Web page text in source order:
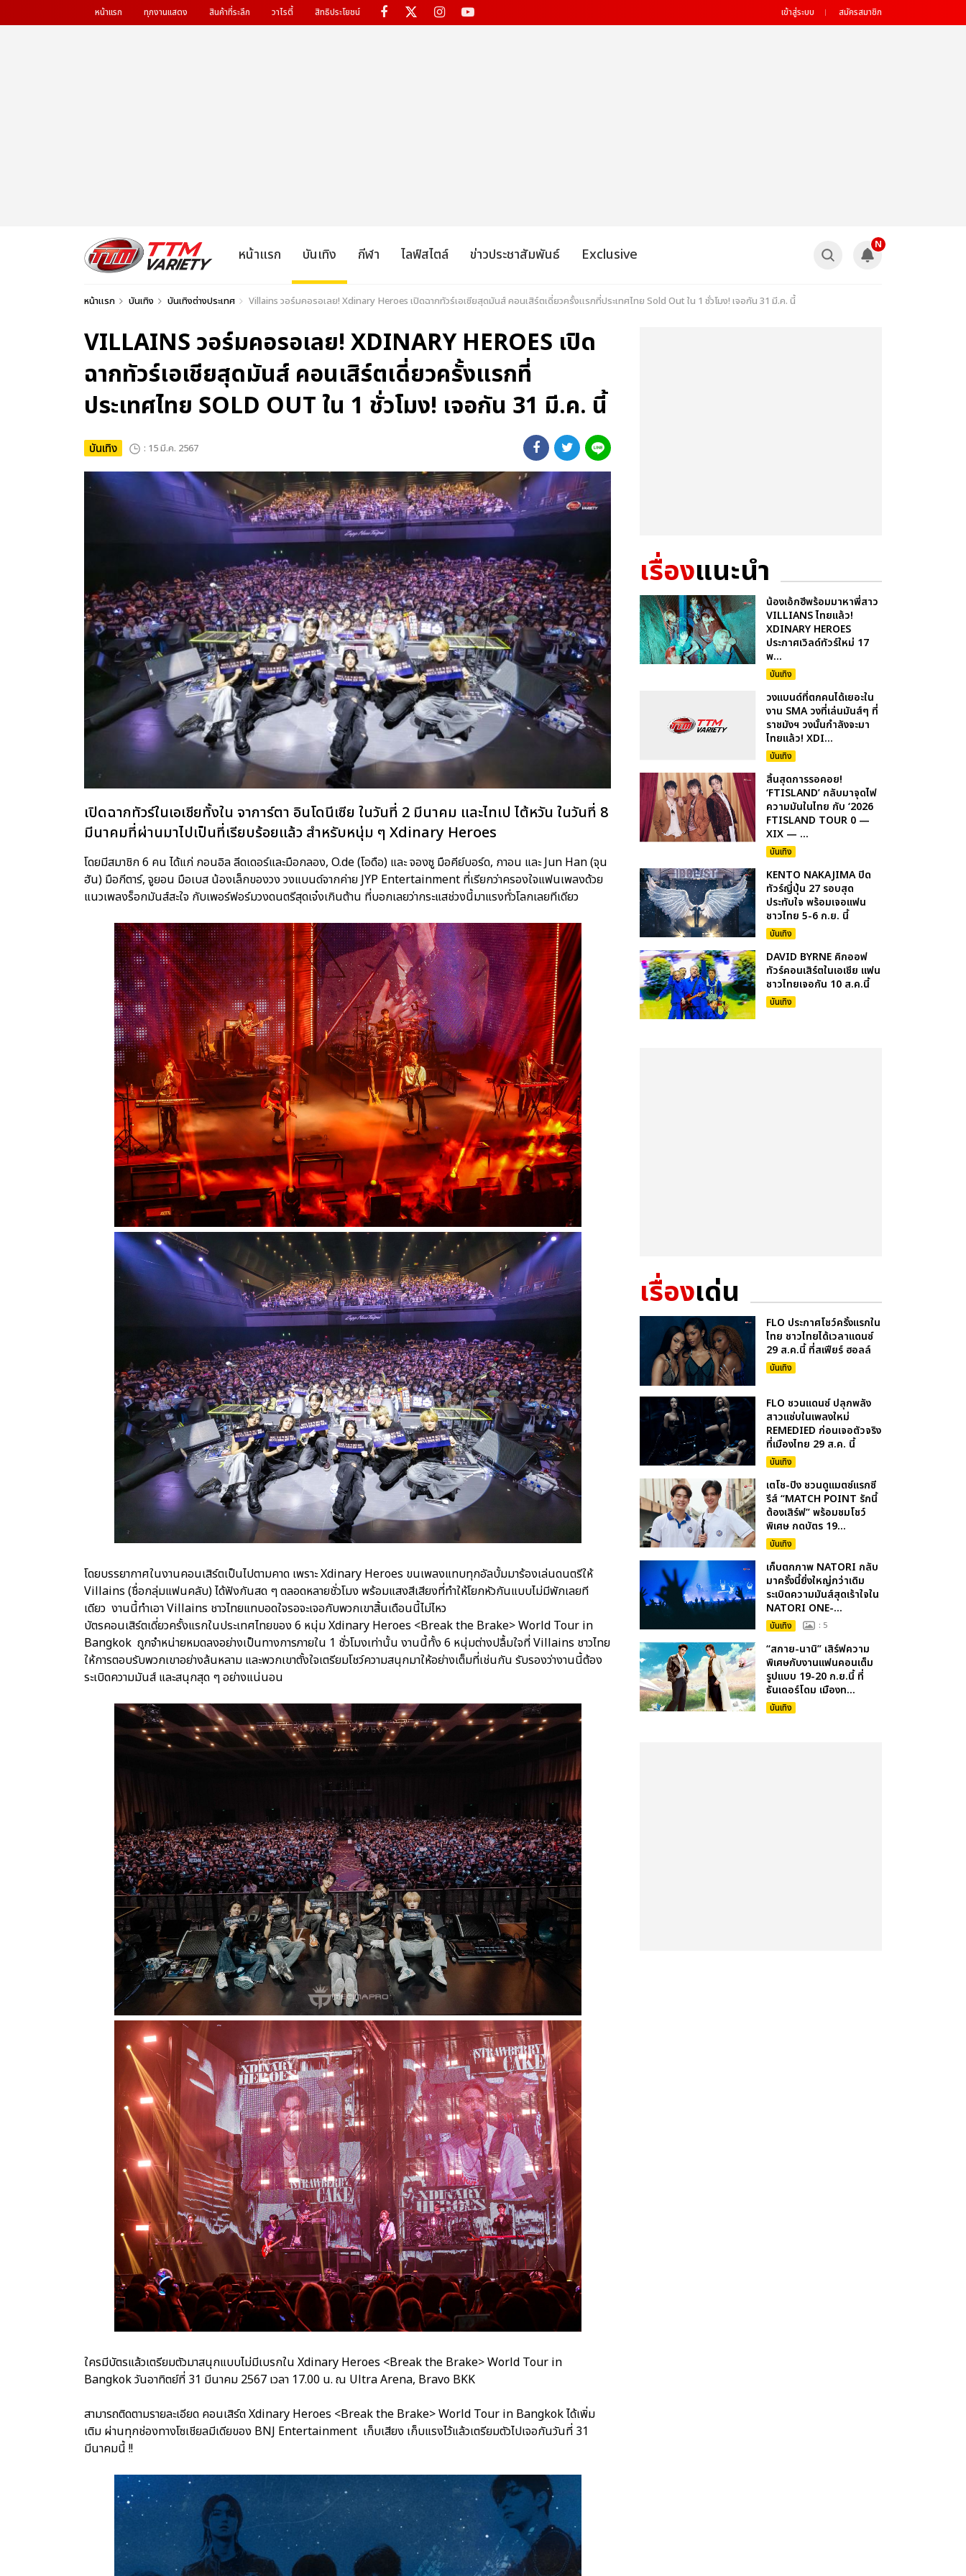
หน้าแรก ทุกงานแสดง สินค้าที่ระลึก วาไรตี้ สิทธิประโยชน์ เข้าสู่ระบบ สมัครสมาชิก
หน้าแรก บันเทิง กีฬา ไลฟ์สไตล์ ข่าวประชาสัมพันธ์ Exclusive
N
หน้าแรก บันเทิง บันเทิงต่างประเทศ Villains วอร์มคอรอเลย! Xdinary Heroes เปิดฉากทัวร์เอเชียสุดมันส์ คอนเสิร์ตเดี่ยวครั้งแรกที่ประเทศไทย Sold Out ใน 1 ชั่วโมง! เจอกัน 31 มี.ค. นี้
VILLAINS วอร์มคอรอเลย! XDINARY HEROES เปิด
ฉากทัวร์เอเชียสุดมันส์ คอนเสิร์ตเดี่ยวครั้งแรกที่
ประเทศไทย SOLD OUT ใน 1 ชั่วโมง! เจอกัน 31 มี.ค. นี้
บันเทิง : 15 มี.ค. 2567
เปิดฉากทัวร์ในเอเชียทั้งใน จาการ์ตา อินโดนีเซีย ในวันที่ 2 มีนาคม และไทเป ไต้หวัน ในวันที่ 8
มีนาคมที่ผ่านมาไปเป็นที่เรียบร้อยแล้ว สำหรับหนุ่ม ๆ Xdinary Heroes
โดยมีสมาชิก 6 คน ได้แก่ กอนอิล ลีดเดอร์และมือกลอง, O.de (โอดือ) และ จองซู มือคีย์บอร์ด, กาอน และ Jun Han (จุน
ฮัน) มือกีตาร์, จูยอน มือเบส น้องเล็กของวง วงแบนด์จากค่าย JYP Entertainment ที่เรียกว่าครองใจแฟนเพลงด้วย
แนวเพลงร็อกมันส์สะใจ กับเพอร์ฟอร์มวงดนตรีสุดเจ๋งเกินต้าน ที่บอกเลยว่ากระแสช่วงนี้มาแรงทั่วโลกเลยทีเดียว
โดยบรรยากาศในงานคอนเสิร์ตเป็นไปตามคาด เพราะ Xdinary Heroes ขนเพลงแทบทุกอัลบั้มมาร้องเล่นดนตรีให้
Villains (ชื่อกลุ่มแฟนคลับ) ได้ฟังกันสด ๆ ตลอดหลายชั่วโมง พร้อมแสงสีเสียงที่ทำให้โยกหัวกันแบบไม่มีพักเลยที
เดียว งานนี้ทำเอา Villains ชาวไทยแทบอดใจรอจะเจอกับพวกเขาสิ้นเดือนนี้ไม่ไหว
บัตรคอนเสิร์ตเดี่ยวครั้งแรกในประเทศไทยของ 6 หนุ่ม Xdinary Heroes <Break the Brake> World Tour in
Bangkok ถูกจำหน่ายหมดลงอย่างเป็นทางการภายใน 1 ชั่วโมงเท่านั้น งานนี้ทั้ง 6 หนุ่มต่างปลื้มใจที่ Villains ชาวไทย
ให้การตอบรับพวกเขาอย่างล้นหลาม และพวกเขาตั้งใจเตรียมโชว์ความสนุกมาให้อย่างเต็มที่เช่นกัน รับรองว่างานนี้ต้อง
ระเบิดความมันส์ และสนุกสุด ๆ อย่างแน่นอน
ใครมีบัตรแล้วเตรียมตัวมาสนุกแบบไม่มีเบรกใน Xdinary Heroes <Break the Brake> World Tour in
Bangkok วันอาทิตย์ที่ 31 มีนาคม 2567 เวลา 17.00 น. ณ Ultra Arena, Bravo BKK
สามารถติดตามรายละเอียด คอนเสิร์ต Xdinary Heroes <Break the Brake> World Tour in Bangkok ได้เพิ่ม
เติม ผ่านทุกช่องทางโซเชียลมีเดียของ BNJ Entertainment เก็บเสียง เก็บแรงไว้แล้วเตรียมตัวไปเจอกันวันที่ 31
มีนาคมนี้ !!
เรื่องแนะนำ
น้องเอ้กฮีพร้อมมาหาพี่สาว
VILLIANS ไทยแล้ว!
XDINARY HEROES
ประกาศเวิลด์ทัวร์ใหม่ 17
พ...
บันเทิง
วงแบนด์ที่ตกคนได้เยอะใน
งาน SMA วงที่เล่นมันส์ๆ ที่
ราชมังฯ วงนั้นกำลังจะมา
ไทยแล้ว! XDI...
บันเทิง
สิ้นสุดการรอคอย!
‘FTISLAND’ กลับมาจุดไฟ
ความมันในไทย กับ ‘2026
FTISLAND TOUR 0 —
XIX — ...
บันเทิง
KENTO NAKAJIMA ปิด
ทัวร์ญี่ปุ่น 27 รอบสุด
ประทับใจ พร้อมเจอแฟน
ชาวไทย 5-6 ก.ย. นี้
บันเทิง
DAVID BYRNE คิกออฟ
ทัวร์คอนเสิร์ตในเอเชีย แฟน
ชาวไทยเจอกัน 10 ส.ค.นี้
บันเทิง
เรื่องเด่น
FLO ประกาศโชว์ครั้งแรกใน
ไทย ชาวไทยได้เวลาแดนซ์
29 ส.ค.นี้ ที่สเฟียร์ ฮอลล์
บันเทิง
FLO ชวนแดนซ์ ปลุกพลัง
สาวแซ่บในเพลงใหม่
REMEDIED ก่อนเจอตัวจริง
ที่เมืองไทย 29 ส.ค. นี้
บันเทิง
เตโช-ปิง ชวนดูแมตซ์แรกซี
รีส์ “MATCH POINT รักนี้
ต้องเสิร์ฟ” พร้อมชมโชว์
พิเศษ กดบัตร 19...
บันเทิง
เก็บตกภาพ NATORI กลับ
มาครั้งนี้ยิ่งใหญ่กว่าเดิม
ระเบิดความมันส์สุดเร้าใจใน
NATORI ONE-...
บันเทิง : 5
“สกาย-นานิ” เสิร์ฟความ
พิเศษกับงานแฟนคอนเต็ม
รูปแบบ 19-20 ก.ย.นี้ ที่
ธันเดอร์โดม เมืองท...
บันเทิง